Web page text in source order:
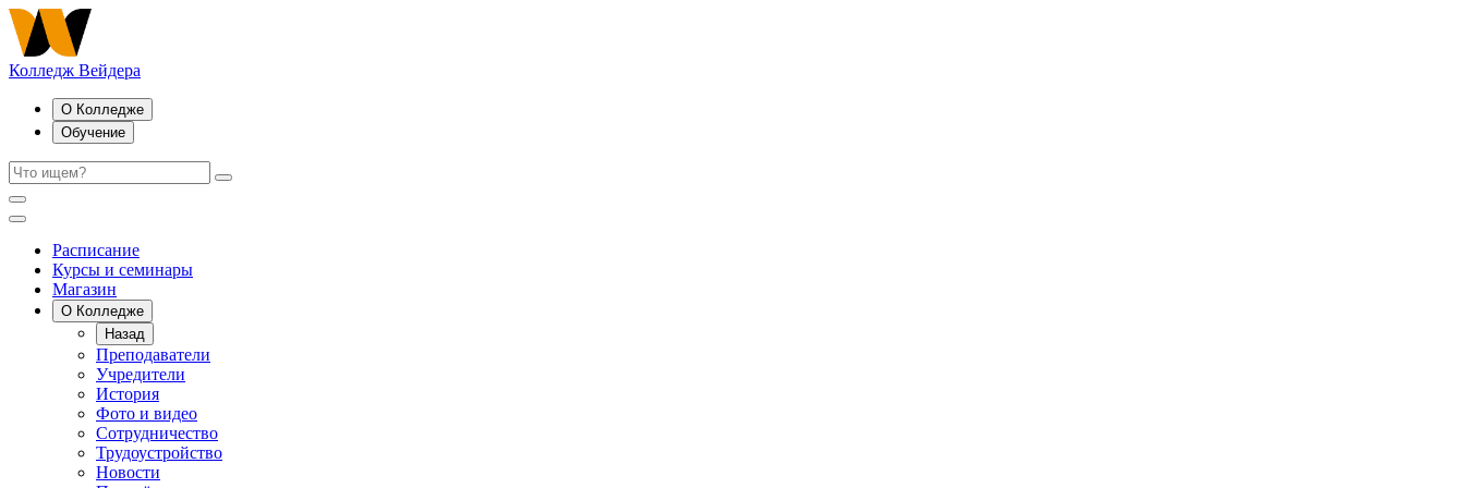
Колледж Вейдера
О Колледже
Обучение
Расписание
Курсы и семинары
Магазин
О Колледже
Назад
Преподаватели
Учредители
История
Фото и видео
Сотрудничество
Трудоустройство
Новости